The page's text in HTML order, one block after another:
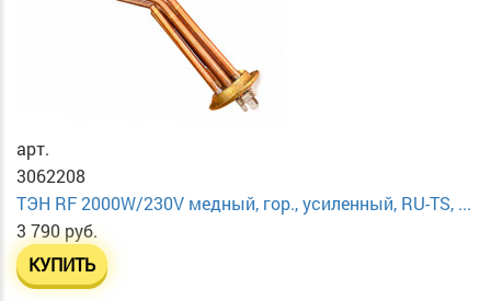
арт.
3062208
ТЭН RF 2000W/230V медный, гор., усиленный, RU-TS, ...
3 790 руб.
КУПИТЬ